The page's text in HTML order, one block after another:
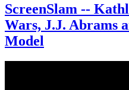
ScreenSlam --
Wars, J.J. Abrams
Model